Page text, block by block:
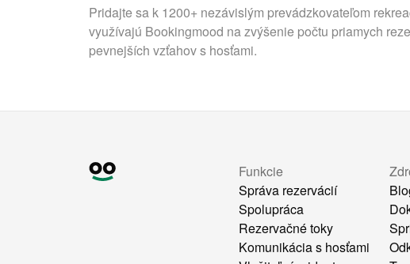
Pridajte sa k 1200+ nezávislým prevádzkovateľom
využívajú Bookingmood na zvýšenie počtu priamych
pevnejších vzťahov s hosťami.
Funkcie
Správa rezervácií
Spolupráca
Rezervačné toky
Komunikácia s hosťami